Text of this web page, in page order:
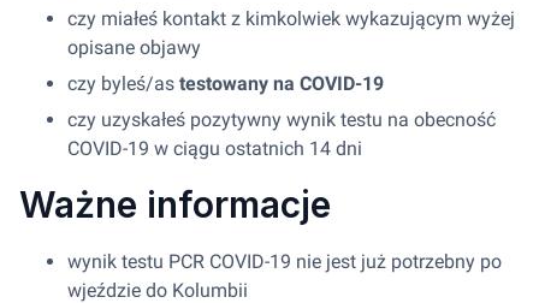
czy miałeś kontakt z kimkolwiek wykazującym wyżej
opisane objawy
czy byleś/as testowany na COVID-19
czy uzyskałeś pozytywny wynik testu na obecność
COVID-19 w ciągu ostatnich 14 dni
Ważne informacje
wynik testu PCR COVID-19 nie jest już potrzebny po
wjeździe do Kolumbii